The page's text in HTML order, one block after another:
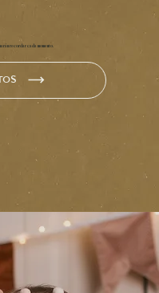
recordar cada momento.